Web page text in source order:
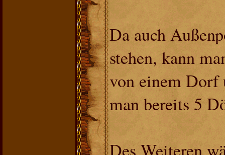
Da auch
stehen, kann
von einem Dorf
man bereits 5
Des Weiteren